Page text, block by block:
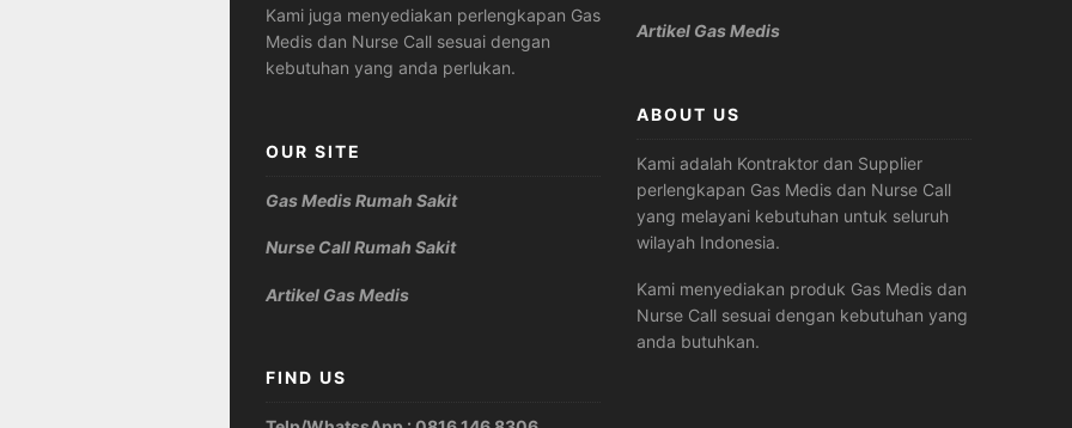
Kami juga menyediakan perlengkapan Gas
Medis dan Nurse Call sesuai dengan
kebutuhan yang anda perlukan.
OUR SITE
Gas Medis Rumah Sakit
Nurse Call Rumah Sakit
Artikel Gas Medis
FIND US
Artikel Gas Medis
ABOUT US
Kami adalah Kontraktor dan Supplier
perlengkapan Gas Medis dan Nurse Call
yang melayani kebutuhan untuk seluruh
wilayah Indonesia.
Kami menyediakan produk Gas Medis dan
Nurse Call sesuai dengan kebutuhan yang
anda butuhkan.